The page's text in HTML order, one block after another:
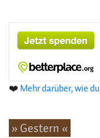
❤️ Mehr darüber, wie
» Gestern «